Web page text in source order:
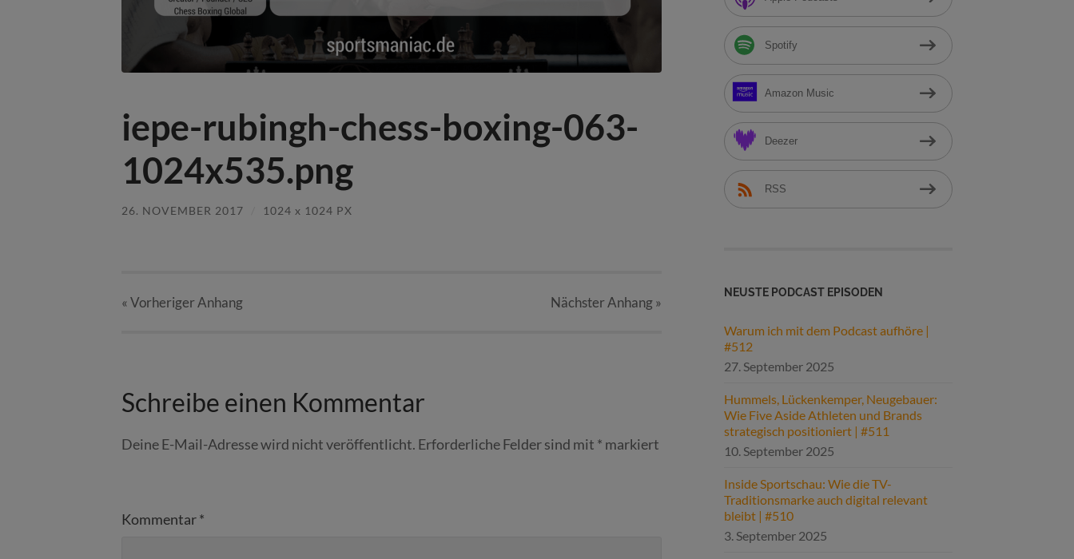
iepe-rubingh-chess-boxing-063-
1024x535.png
26. NOVEMBER 2017 1024 x 1024 PX
« VorherigerAnhang NächsterAnhang»
Schreibe einen Kommentar
Deine E-Mail-Adresse wird nicht veröffentlicht. Erforderliche Felder sind mit * markiert
Kommentar*
h
Spotify
Amazon Music
Deezer
RSS
NEUSTE PODCAST EPISODEN
Warum ich mit dem Podcast aufhöre |
#512
27. September 2025
Hummels, Lückenkemper, Neugebauer:
Wie Five Aside Athleten und Brands
strategisch positioniert | #511
10. September 2025
Inside Sportschau: Wie die TV-
Traditionsmarke auch digital relevant
bleibt | #510
3. September 2025